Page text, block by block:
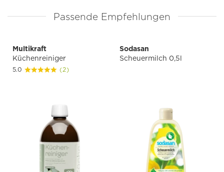
Passende Empfehlungen
Multikraft
Küchenreiniger
5.0 (2)
Sodasan
Scheuermilch 0,5l